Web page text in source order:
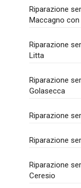
Riparazione
Maccagno con
Riparazione
Litta
Riparazione
Golasecca
Riparazione
Riparazione
Riparazione
Ceresio